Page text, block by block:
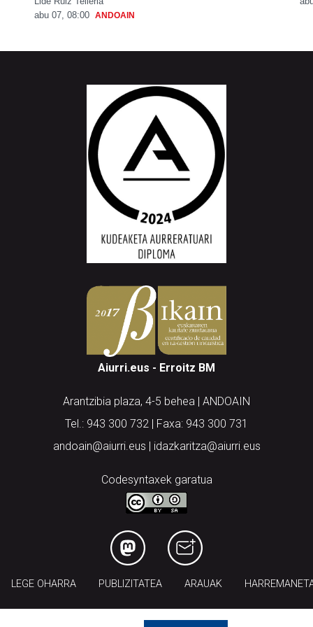
abu 07, 08:00 ANDOAIN
Aiurri.eus - Erroitz BM
Arantzibia plaza, 4-5 behea | ANDOAIN
Tel.: 943 300 732 | Faxa: 943 300 731
andoain@aiurri.eus | idazkaritza@aiurri.eus
Codesyntaxek garatua
LEGE OHARRA PUBLIZITATEA ARAUAK